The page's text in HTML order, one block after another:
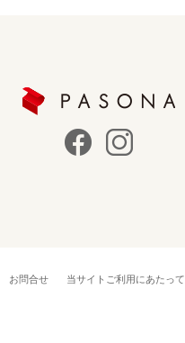
お問合せ 当サイトご利用にあたって